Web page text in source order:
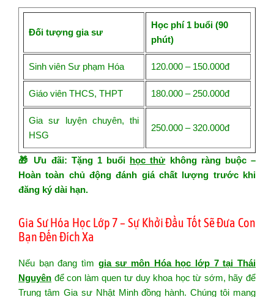
Đối tượng gia sư
Học phí 1 buổi (90
phút)
Sinh viên Sư phạm Hóa 120.000 – 150.000đ
Giáo viên THCS, THPT 180.000 – 250.000đ
Gia sư luyện chuyên, thi
HSG
250.000 – 320.000đ
🎁 Ưu đãi: Tặng 1 buổi học thử không ràng buộc –
Hoàn toàn chủ động đánh giá chất lượng trước khi
đăng ký dài hạn.
Gia Sư Hóa Học Lớp 7 – Sự Khởi Đầu Tốt Sẽ Đưa Con
Bạn Đến Đích Xa
Nếu bạn đang tìm gia sư môn Hóa học lớp 7 tại Thái
Nguyên để con làm quen tư duy khoa học từ sớm, hãy để
Trung tâm Gia sư Nhật Minh đồng hành. Chúng tôi mang